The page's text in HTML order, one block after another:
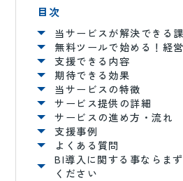
目次
当サービスが解決できる
無料ツールで始める！経
支援できる内容
期待できる効果
当サービスの特徴
サービス提供の詳細
サービスの進め方・流れ
支援事例
よくある質問
BI導入に関する事ならま
ください